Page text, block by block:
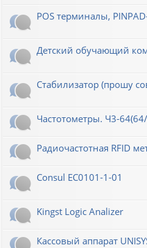
POS терминалы,
Детский обучающий
Стабилизатор (прошу
Частотометры. Ч3-
Радиочастотная RFID
Consul EC0101-1-01
Kingst Logic Analizer
Кассовый аппарат